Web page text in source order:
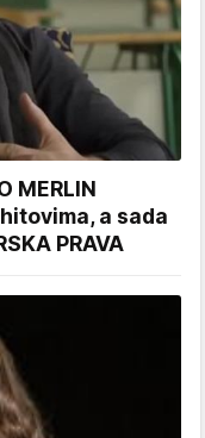
MERLIN
a sada
PRAVA